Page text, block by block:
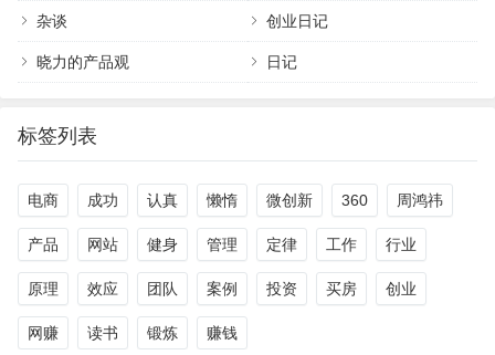
杂谈 创业日记
晓力的产品观 日记
标签列表
电商 成功 认真 懒惰 微创新 360 周鸿祎
产品 网站 健身 管理 定律 工作 行业
原理 效应 团队 案例 投资 买房 创业
网赚 读书 锻炼 赚钱